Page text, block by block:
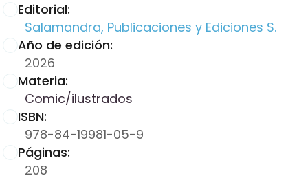
Editorial:
Salamandra, Publicaciones y Ediciones S.
Año de edición:
2026
Materia:
Comic/ilustrados
ISBN:
978-84-19981-05-9
Páginas:
208